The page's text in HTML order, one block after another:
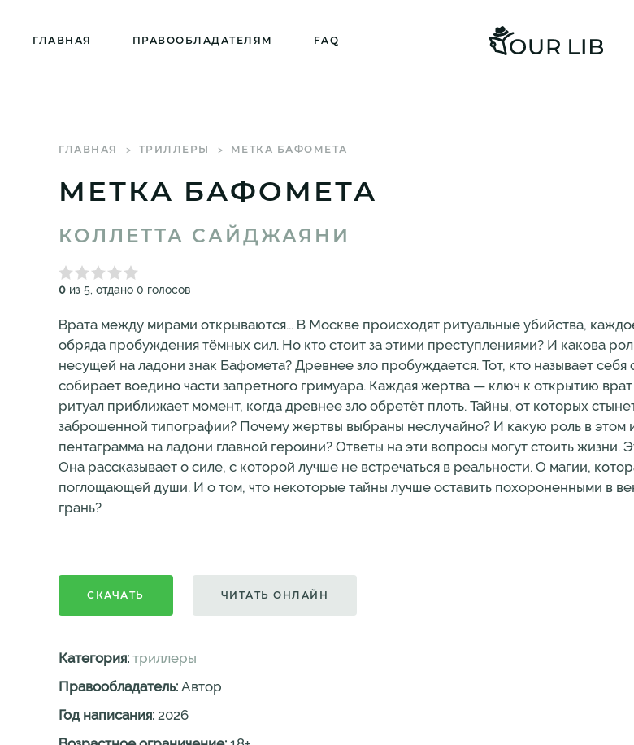
ГЛАВНАЯ ПРАВООБЛАДАТЕЛЯМ FAQ
ГЛАВНАЯ ТРИЛЛЕРЫ МЕТКА БАФОМЕТА
МЕТКА БАФОМЕТА
КОЛЛЕТТА САЙДЖАЯНИ
0 из 5, отдано 0 голосов
Врата между мирами открываются... В Москве происходят ритуальные убийства,
обряда пробуждения тёмных сил. Но кто стоит за этими преступлениями? И какова
несущей на ладони знак Бафомета? Древнее зло пробуждается. Тот, кто называет
собирает воедино части запретного гримуара. Каждая жертва — ключ к открытию
ритуал приближает момент, когда древнее зло обретёт плоть. Тайны, от которых
заброшенной типографии? Почему жертвы выбраны неслучайно? И какую роль в этом
пентаграмма на ладони главной героини? Ответы на эти вопросы могут стоить жизни.
Она рассказывает о силе, с которой лучше не встречаться в реальности. О магии,
поглощающей души. И о том, что некоторые тайны лучше оставить похороненными в
грань?
СКАЧАТЬ ЧИТАТЬ ОНЛАЙН
Категория: триллеры
Правообладатель: Автор
Год написания: 2026